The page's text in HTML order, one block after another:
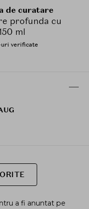
de curatare
profunda cu
ml
uri verificate
a fi anuntat pe